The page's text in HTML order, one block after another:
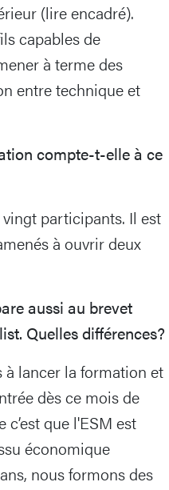
(lire encadré).
capables de
à terme des
entre technique et
compte-t-elle à ce
participants. Il est
à ouvrir deux
aussi au brevet
Quelles différences?
lancer la formation et
dès ce mois de
que l'ESM est
économique
nous formons des